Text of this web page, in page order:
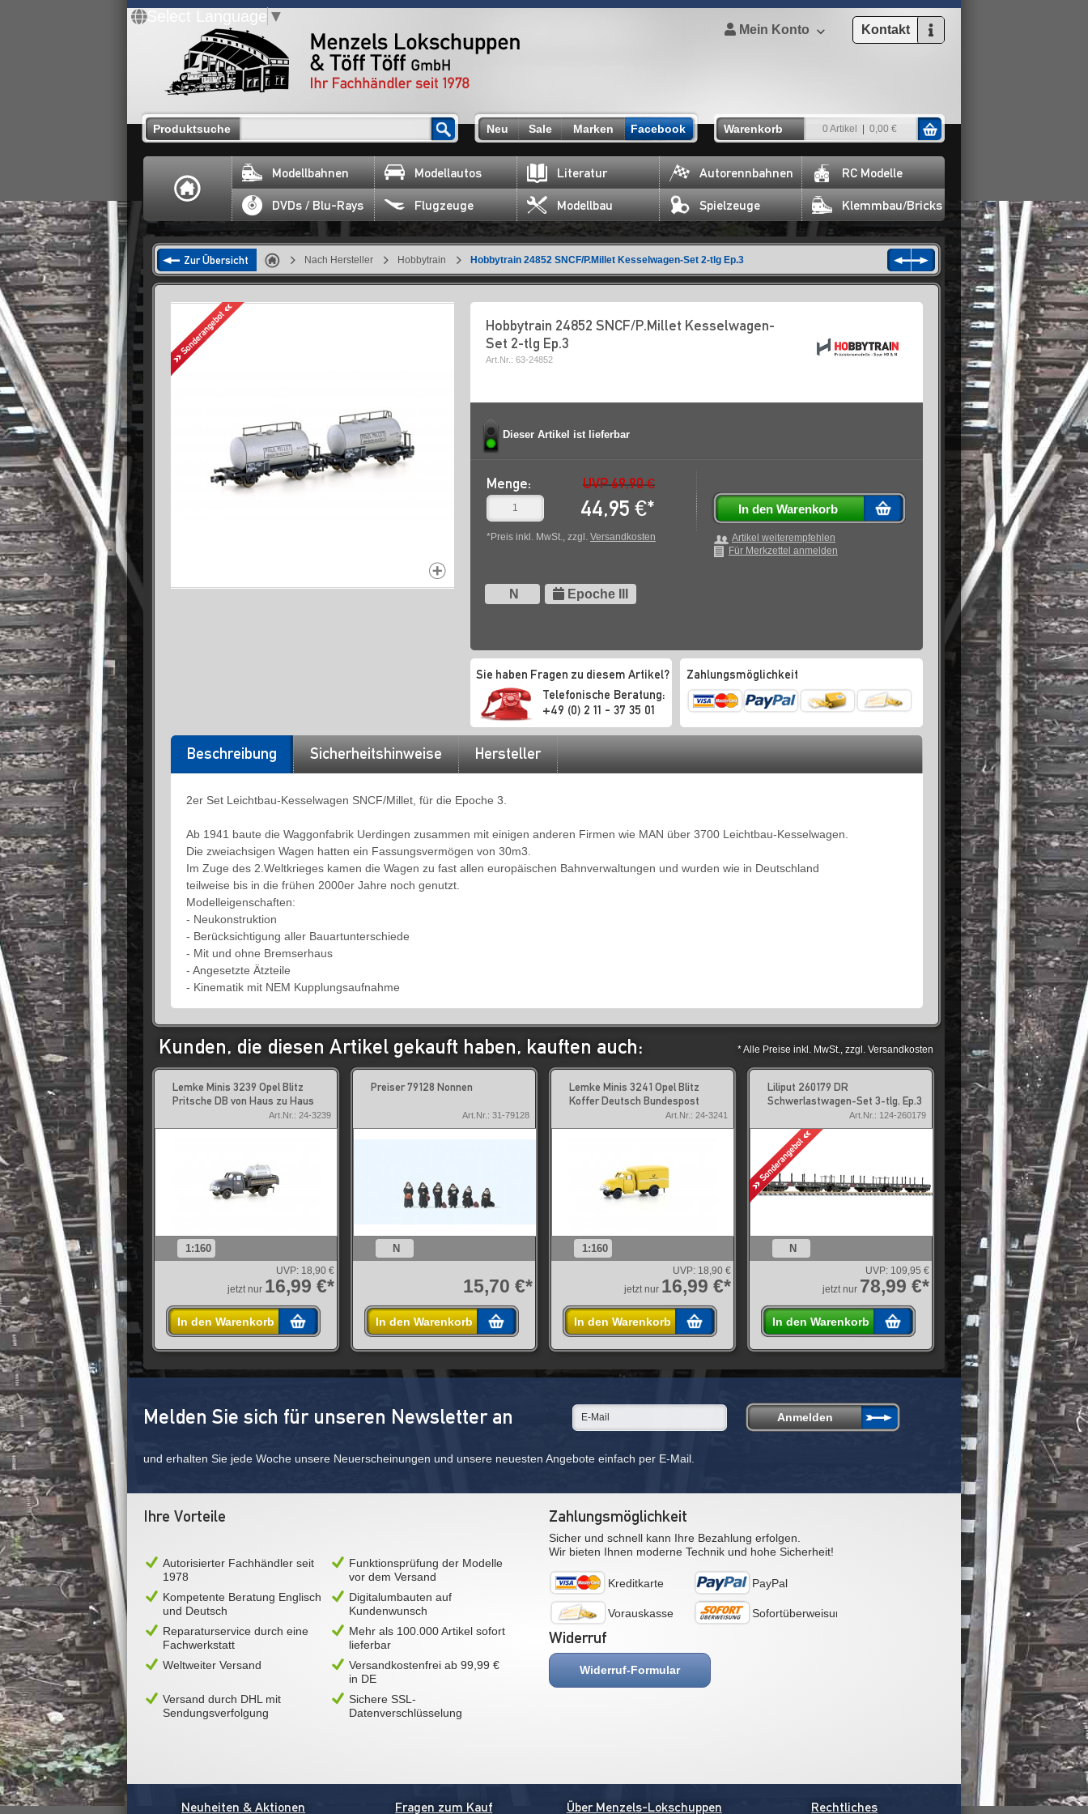
Select Language ▼
Mein Konto Kontakt
Produktsuche Neu Sale Marken Facebook Warenkorb 0 Artikel 0,00 €
Modellbahnen Modellautos Literatur Autorennbahnen RC Modelle
DVDs / Blu-Rays Flugzeuge Modellbau Spielzeuge Klemmbau/Bricks
Zur Übersicht Nach Hersteller Hobbytrain Hobbytrain 24852 SNCF/P.Millet Kesselwagen-Set 2-tlg Ep.3
Hobbytrain 24852 SNCF/P.Millet Kesselwagen-
Set 2-tlg Ep.3
Art.Nr.: 63-24852
Dieser Artikel ist lieferbar
Menge: UVP 69,90 €
44,95 €*
*Preis inkl. MwSt., zzgl. Versandkosten
In den Warenkorb
Artikel weiterempfehlen
Für Merkzettel anmelden
N Epoche III
Sie haben Fragen zu diesem Artikel?
Telefonische Beratung:
+49 (0) 2 11 - 37 35 01
Zahlungsmöglichkeit
Beschreibung Sicherheitshinweise Hersteller
2er Set Leichtbau-Kesselwagen SNCF/Millet, für die Epoche 3.
Ab 1941 baute die Waggonfabrik Uerdingen zusammen mit einigen anderen Firmen wie MAN über 3700 Leichtbau-Kesselwagen.
Die zweiachsigen Wagen hatten ein Fassungsvermögen von 30m3.
Im Zuge des 2.Weltkrieges kamen die Wagen zu fast allen europäischen Bahnverwaltungen und wurden wie in Deutschland
teilweise bis in die frühen 2000er Jahre noch genutzt.
Modelleigenschaften:
- Neukonstruktion
- Berücksichtigung aller Bauartunterschiede
- Mit und ohne Bremserhaus
- Angesetzte Ätzteile
- Kinematik mit NEM Kupplungsaufnahme
Kunden, die diesen Artikel gekauft haben, kauften auch: * Alle Preise inkl. MwSt., zzgl. Versandkosten
Lemke Minis 3239 Opel Blitz
Pritsche DB von Haus zu Haus
Art.Nr.: 24-3239
1:160
UVP: 18,90 €
jetzt nur 16,99 €*
In den Warenkorb
Preiser 79128 Nonnen
Art.Nr.: 31-79128
N
15,70 €*
In den Warenkorb
Lemke Minis 3241 Opel Blitz
Koffer Deutsch Bundespost
Art.Nr.: 24-3241
1:160
UVP: 18,90 €
jetzt nur 16,99 €*
In den Warenkorb
Liliput 260179 DR
Schwerlastwagen-Set 3-tlg. Ep.3
Art.Nr.: 124-260179
N
UVP: 109,95 €
jetzt nur 78,99 €*
In den Warenkorb
Melden Sie sich für unseren Newsletter an
und erhalten Sie jede Woche unsere Neuerscheinungen und unsere neuesten Angebote einfach per E-Mail.
Ihre Vorteile
Autorisierter Fachhändler seit
1978
Funktionsprüfung der Modelle
vor dem Versand
Kompetente Beratung Englisch
und Deutsch
Digitalumbauten auf
Kundenwunsch
Reparaturservice durch eine
Fachwerkstatt
Mehr als 100.000 Artikel sofort
lieferbar
Weltweiter Versand
Versandkostenfrei ab 99,99 €
in DE
Versand durch DHL mit
Sendungsverfolgung
Sichere SSL-
Datenverschlüsselung
Zahlungsmöglichkeit
Sicher und schnell kann Ihre Bezahlung erfolgen.
Wir bieten Ihnen moderne Technik und hohe Sicherheit!
Kreditkarte PayPal
Vorauskasse Sofortüberweisung
Widerruf
Widerruf-Formular
Neuheiten & Aktionen Fragen zum Kauf Über Menzels-Lokschuppen Rechtliches